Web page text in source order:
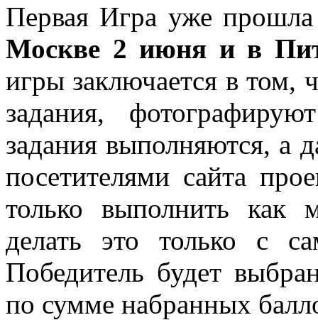
Первая Игра уже
Москве 2 июня и в
игры заключается в том,
задания,
задания выполняются, а
посетителями сайта
только выполнить
делать это только с
Победитель будет
по сумме набранных